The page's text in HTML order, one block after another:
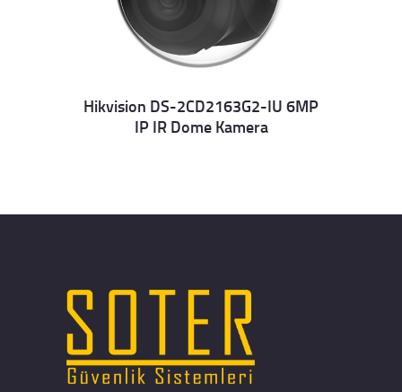
Details
Hikvision DS-2CD2163G2-IU 6MP
IP IR Dome Kamera